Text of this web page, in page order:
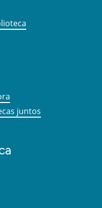
juntos